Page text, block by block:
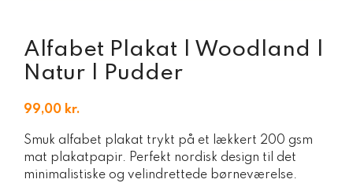
Alfabet Plakat | Woodland |
Natur | Pudder
99,00 kr.
Smuk alfabet plakat trykt på et lækkert 200 gsm
mat plakatpapir. Perfekt nordisk design til det
minimalistiske og velindrettede børneværelse.